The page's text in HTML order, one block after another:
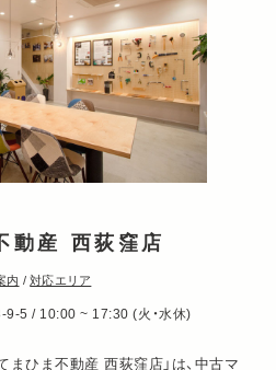
動産 西荻窪店
内 /対応エリア
9-5 / 10:00 ~ 17:30 (火・水休)
まひま不動産 西荻窪店」は、中古マ